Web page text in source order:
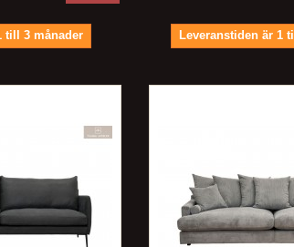
till 3 månader Leveranstiden är 1